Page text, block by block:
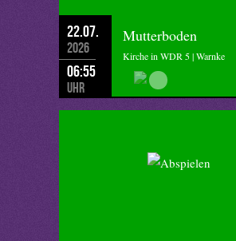
22.07.
2026
06:55
Uhr
Mutterboden
Kirche in WDR 5 | Warnke